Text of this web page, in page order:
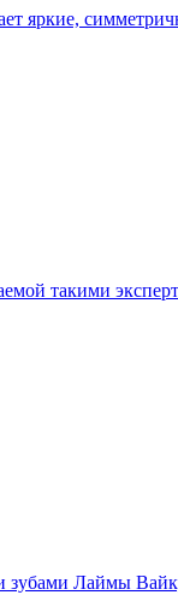
яркие,
такими
зубами Лаймы